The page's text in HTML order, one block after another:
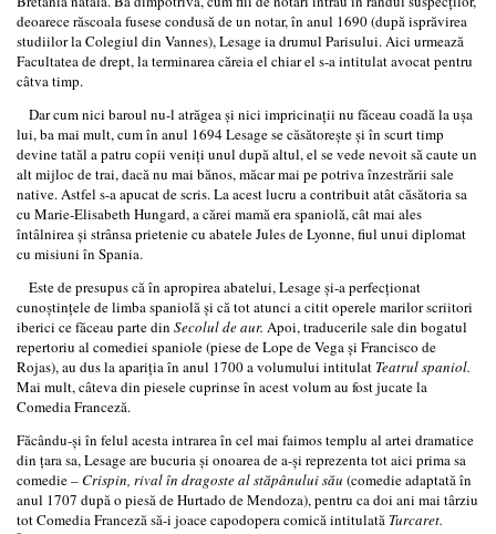
deoarece răscoala fusese condusă de un notar, în anul 1690 (după isprăvirea
studiilor la Colegiul din Vannes), Lesage ia drumul Parisului. Aici urmează
Facultatea de drept, la terminarea căreia el chiar el s-a intitulat avocat pentru
câtva timp.
Dar cum nici baroul nu-l atrăgea şi nici impricinaţii nu făceau coadă la uşa
lui, ba mai mult, cum în anul 1694 Lesage se căsătoreşte şi în scurt timp
devine tatăl a patru copii veniţi unul după altul, el se vede nevoit să caute un
alt mijloc de trai, dacă nu mai bănos, măcar mai pe potriva înzestrării sale
native. Astfel s-a apucat de scris. La acest lucru a contribuit atât căsătoria sa
cu Marie-Elisabeth Hungard, a cărei mamă era spaniolă, cât mai ales
întâlnirea şi strânsa prietenie cu abatele Jules de Lyonne, fiul unui diplomat
cu misiuni în Spania.
Este de presupus că în apropirea abatelui, Lesage şi-a perfecţionat
cunoştinţele de limba spaniolă şi că tot atunci a citit operele marilor scriitori
iberici ce făceau parte din Secolul de aur. Apoi, traducerile sale din bogatul
repertoriu al comediei spaniole (piese de Lope de Vega şi Francisco de
Rojas), au dus la apariţia în anul 1700 a volumului intitulat Teatrul spaniol.
Mai mult, câteva din piesele cuprinse în acest volum au fost jucate la
Comedia Franceză.
Făcându-şi în felul acesta intrarea în cel mai faimos templu al artei dramatice
din ţara sa, Lesage are bucuria şi onoarea de a-şi reprezenta tot aici prima sa
comedie –Crispin, rival în dragoste al stăpânului său (comedie adaptată în
anul 1707 după o piesă de Hurtado de Mendoza), pentru ca doi ani mai târziu
tot Comedia Franceză să-i joace capodopera comică intitulată Turcaret.